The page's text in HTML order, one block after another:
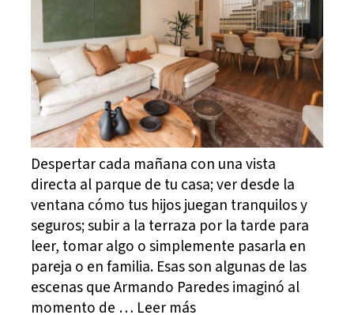
Despertar cada mañana con una vista
directa al parque de tu casa; ver desde la
ventana cómo tus hijos juegan tranquilos y
seguros; subir a la terraza por la tarde para
leer, tomar algo o simplemente pasarla en
pareja o en familia. Esas son algunas de las
escenas que Armando Paredes imaginó al
momento de … Leer más